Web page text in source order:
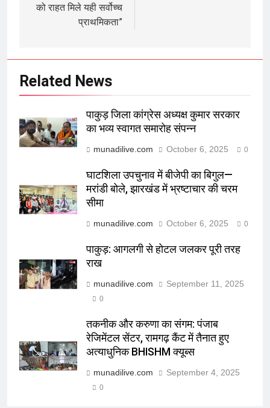
को राहत मिले यही सर्वोच्च
प्राथमिकता”
Related News
पाकुड़ जिला कांग्रेस अध्यक्ष कुमार सरकार
का भव्य स्वागत समारोह संपन्न
munadilive.com October 6, 2025 0
घाटशिला उपचुनाव में बीजेपी का बिगुल—
मरांडी बोले, झारखंड में भ्रष्टाचार की चरम
सीमा
munadilive.com October 6, 2025 0
पाकुड़: आगलगी से होटल जलकर पूरी तरह
राख
munadilive.com September 11, 2025
0
तकनीक और करुणा का संगम: पंजाब
रेजिमेंटल सेंटर, रामगढ़ कैंट में तैनात हुए
अत्याधुनिक BHISHM क्यूब्स
munadilive.com September 4, 2025
0